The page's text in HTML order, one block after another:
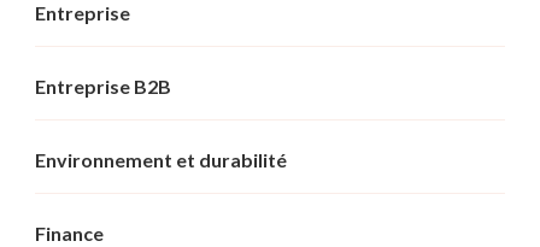
Entreprise
Entreprise B2B
Environnement et durabilité
Finance